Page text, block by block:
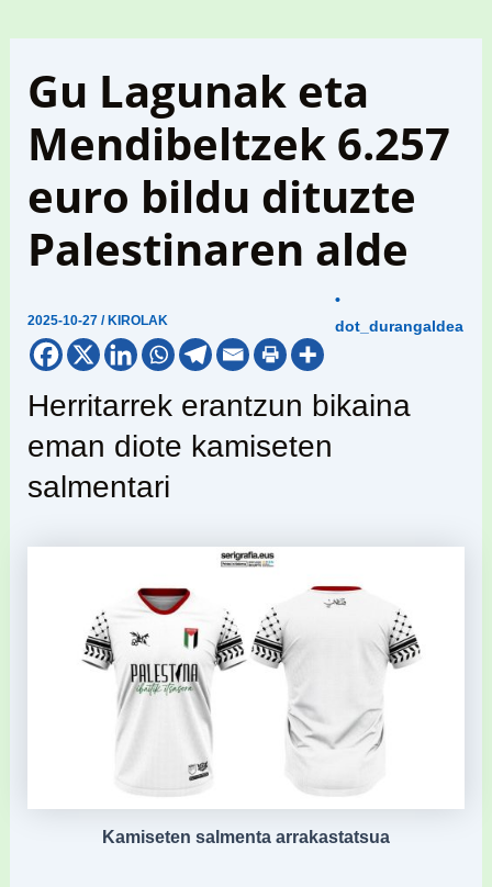
Gu Lagunak eta
Mendibeltzek 6.257
euro bildu dituzte
Palestinaren alde
2025-10-27/ KIROLAK
•
dot_durangaldea
Herritarrek erantzun bikaina
eman diote kamiseten
salmentari
Kamiseten salmenta arrakastatsua